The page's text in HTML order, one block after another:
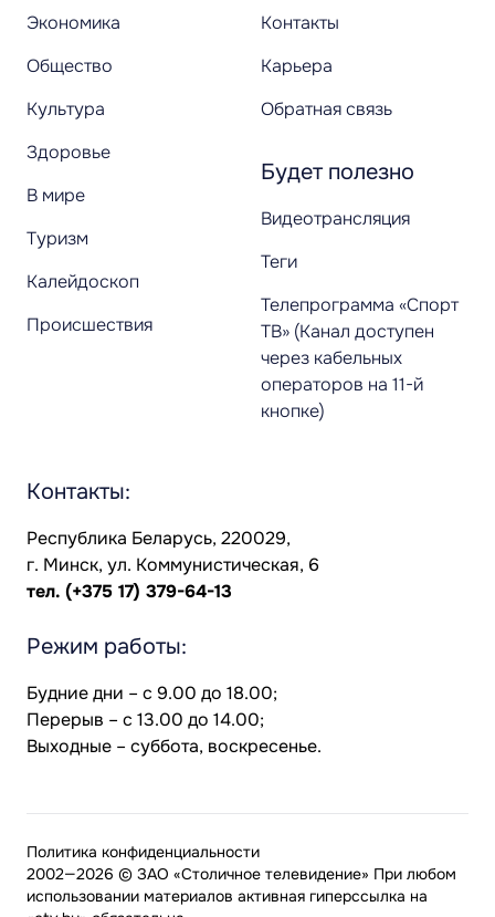
Экономика
Общество
Культура
Здоровье
В мире
Туризм
Калейдоскоп
Происшествия
Контакты
Карьера
Обратная связь
Будет полезно
Видеотрансляция
Теги
Телепрограмма «Спорт
ТВ» (Канал доступен
через кабельных
операторов на 11-й
кнопке)
Контакты:
Республика Беларусь, 220029,
г. Минск, ул. Коммунистическая, 6
тел. (+375 17) 379-64-13
Режим работы:
Будние дни – с 9.00 до 18.00;
Перерыв – с 13.00 до 14.00;
Выходные – суббота, воскресенье.
2002—2026 © ЗАО «Столичное телевидение» При любом
использовании материалов активная гиперссылка на
Политика конфиденциальности